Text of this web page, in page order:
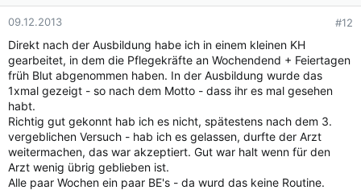
09.12.2013 #12
Direkt nach der Ausbildung habe ich in einem kleinen KH
gearbeitet, in dem die Pflegekräfte an Wochendend + Feiertagen
früh Blut abgenommen haben. In der Ausbildung wurde das
1xmal gezeigt - so nach dem Motto - dass ihr es mal gesehen
habt.
Richtig gut gekonnt hab ich es nicht, spätestens nach dem 3.
vergeblichen Versuch - hab ich es gelassen, durfte der Arzt
weitermachen, das war akzeptiert. Gut war halt wenn für den
Arzt wenig übrig geblieben ist.
Alle paar Wochen ein paar BE's - da wurd das keine Routine.